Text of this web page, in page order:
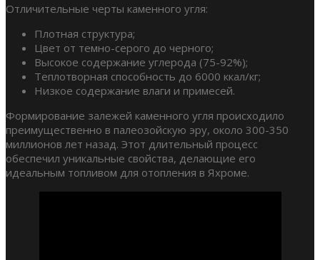
Отличительные черты каменного угля:
Плотная структура;
Цвет от темно-серого до черного;
Высокое содержание углерода (75-92%);
Теплотворная способность до 6000 ккал/кг;
Низкое содержание влаги и примесей.
Формирование залежей каменного угля происходило
преимущественно в палеозойскую эру, около 300-350
миллионов лет назад. Этот длительный процесс
обеспечил уникальные свойства, делающие его
идеальным топливом для отопления в Яхроме.